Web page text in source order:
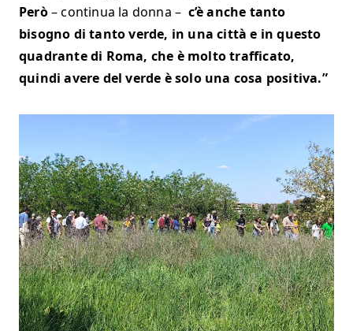
Però– continua la donna – c’è anche tanto
bisogno di tanto verde, in una città e in questo
quadrante di Roma, che è molto trafficato,
quindi avere del verde è solo una cosa positiva.”